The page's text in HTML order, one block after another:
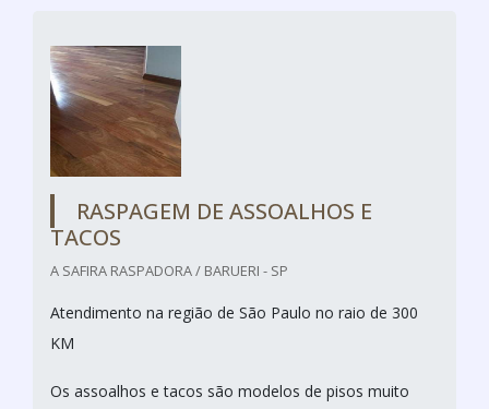
RASPAGEM DE ASSOALHOS E
TACOS
A SAFIRA RASPADORA / BARUERI - SP
Atendimento na região de São Paulo no raio de 300
KM
Os assoalhos e tacos são modelos de pisos muito